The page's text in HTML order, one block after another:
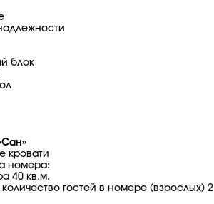
блок
кровати
номера:
40 кв.м.
гостей в номере (взрослых) 2